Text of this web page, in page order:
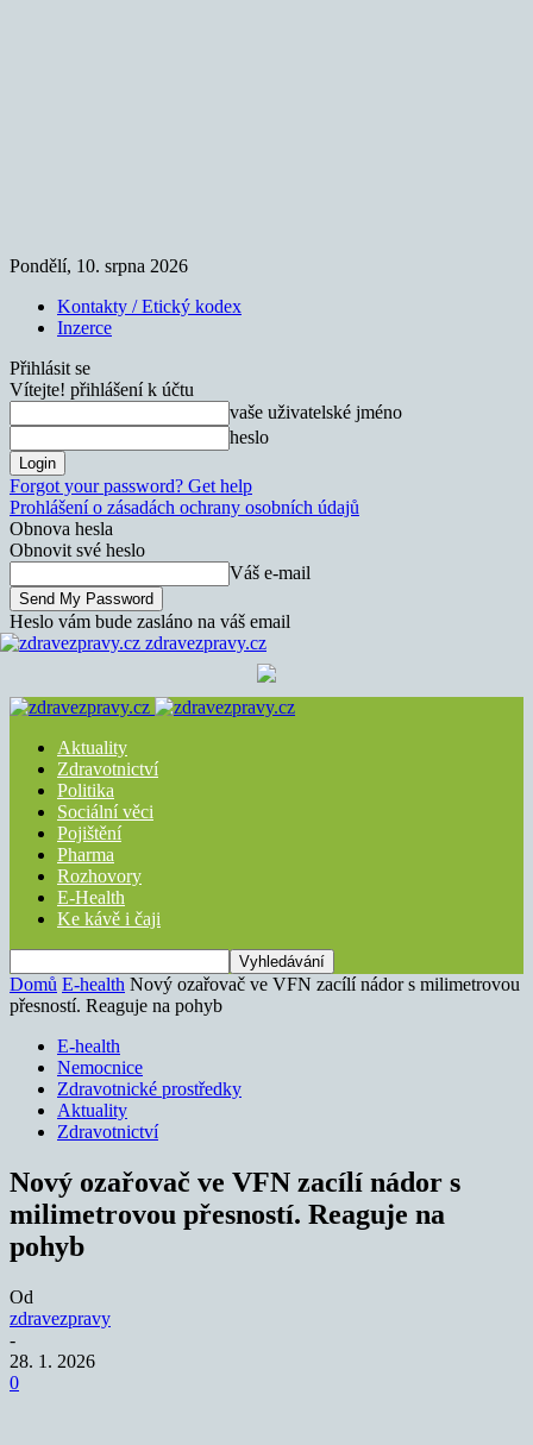
Pondělí, 10. srpna 2026
Kontakty / Etický kodex
Inzerce
Přihlásit se
Vítejte! přihlášení k účtu
vaše uživatelské jméno
heslo
Forgot your password? Get help
Prohlášení o zásadách ochrany osobních údajů
Obnova hesla
Obnovit své heslo
Váš e-mail
Heslo vám bude zasláno na váš email
zdravezpravy.cz
Aktuality
Zdravotnictví
Politika
Sociální věci
Pojištění
Pharma
Rozhovory
E-Health
Ke kávě i čaji
Domů E-health Nový ozařovač ve VFN zacílí nádor s milimetrovou
přesností. Reaguje na pohyb
E-health
Nemocnice
Zdravotnické prostředky
Aktuality
Zdravotnictví
Nový ozařovač ve VFN zacílí nádor s
milimetrovou přesností. Reaguje na
pohyb
Od
zdravezpravy
-
28. 1. 2026
0